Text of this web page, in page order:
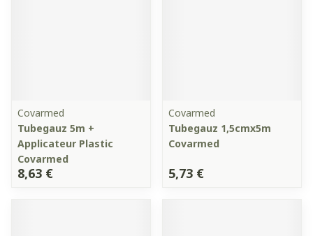
Covarmed
Tubegauz 5m +
Applicateur Plastic
Covarmed
8,63 €
Covarmed
Tubegauz 1,5cmx5m
Covarmed
5,73 €